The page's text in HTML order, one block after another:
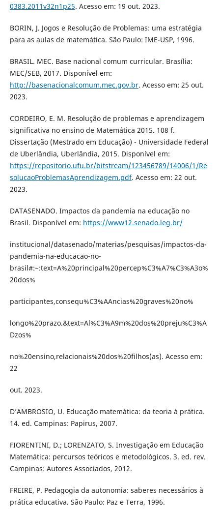
0383.2011v32n1p25. Acesso em: 19 out. 2023.
BORIN, J. Jogos e Resolução de Problemas: uma estratégia
para as aulas de matemática. São Paulo: IME-USP, 1996.
BRASIL. MEC. Base nacional comum curricular. Brasília:
MEC/SEB, 2017. Disponível em:
http://basenacionalcomum.mec.gov.br. Acesso em: 25 out.
2023.
CORDEIRO, E. M. Resolução de problemas e aprendizagem
significativa no ensino de Matemática 2015. 108 f.
Dissertação (Mestrado em Educação) - Universidade Federal
de Uberlândia, Uberlândia, 2015. Disponível em:
https://repositorio.ufu.br/bitstream/123456789/14006/1/Re
solucaoProblemasAprendizagem.pdf. Acesso em: 22 out.
2023.
DATASENADO. Impactos da pandemia na educação no
Brasil. Disponível em: https://www12.senado.leg.br/
institucional/datasenado/materias/pesquisas/impactos-da-
pandemia-na-educacao-no-
brasil#:~:text=A%20principal%20percep%C3%A7%C3%A3o%
20dos%
participantes,consequ%C3%AAncias%20graves%20no%
longo%20prazo.&text=Al%C3%A9m%20dos%20preju%C3%A
Dzos%
no%20ensino,relacionais%20dos%20filhos(as). Acesso em:
22
out. 2023.
D’AMBROSIO, U. Educação matemática: da teoria à prática.
14. ed. Campinas: Papirus, 2007.
FIORENTINI, D.; LORENZATO, S. Investigação em Educação
Matemática: percursos teóricos e metodológicos. 3. ed. rev.
Campinas: Autores Associados, 2012.
FREIRE, P. Pedagogia da autonomia: saberes necessários à
prática educativa. São Paulo: Paz e Terra, 1996.